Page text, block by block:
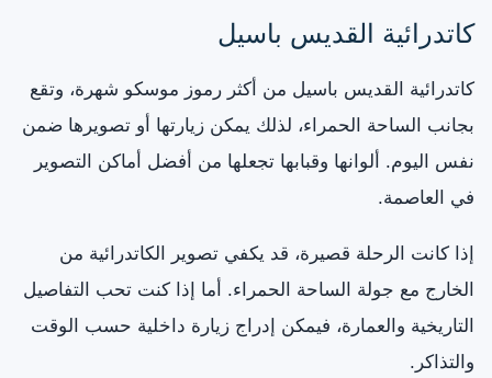
كاتدرائية القديس باسيل
كاتدرائية القديس باسيل من أكثر رموز موسكو شهرة، وتقع
بجانب الساحة الحمراء، لذلك يمكن زيارتها أو تصويرها ضمن
نفس اليوم. ألوانها وقبابها تجعلها من أفضل أماكن التصوير
في العاصمة.
إذا كانت الرحلة قصيرة، قد يكفي تصوير الكاتدرائية من
الخارج مع جولة الساحة الحمراء. أما إذا كنت تحب التفاصيل
التاريخية والعمارة، فيمكن إدراج زيارة داخلية حسب الوقت
والتذاكر.